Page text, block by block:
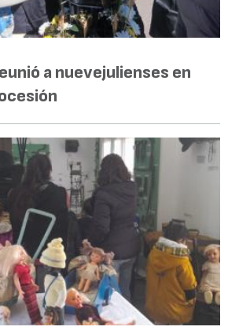
a nuevejulienses en